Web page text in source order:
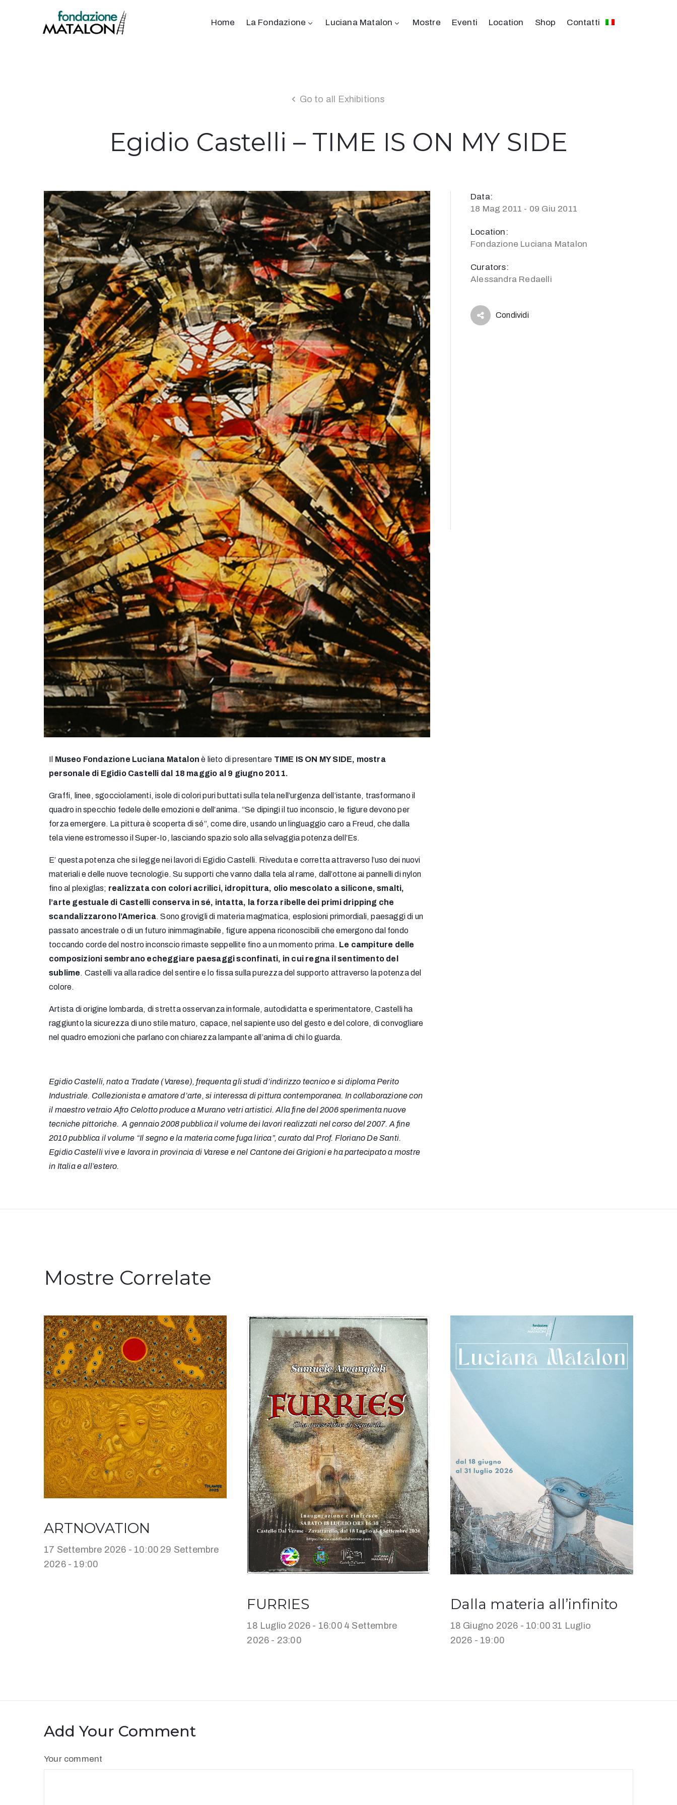
Home La Fondazione Luciana Matalon Mostre Eventi Location Shop Contatti
Go to all Exhibitions
Egidio Castelli – TIME IS ON MY SIDE
Il Museo Fondazione Luciana Matalon è lieto di presentare TIME IS ON MY SIDE, mostra
personale di Egidio Castelli dal 18 maggio al 9 giugno 2011.
Graffi, linee, sgocciolamenti, isole di colori puri buttati sulla tela nell’urgenza dell’istante, trasformano il
quadro in specchio fedele delle emozioni e dell’anima. “Se dipingi il tuo inconscio, le figure devono per
forza emergere. La pittura è scoperta di sé”, come dire, usando un linguaggio caro a Freud, che dalla
tela viene estromesso il Super-Io, lasciando spazio solo alla selvaggia potenza dell’Es.
E’ questa potenza che si legge nei lavori di Egidio Castelli. Riveduta e corretta attraverso l’uso dei nuovi
materiali e delle nuove tecnologie. Su supporti che vanno dalla tela al rame, dall’ottone ai pannelli di nylon
fino al plexiglas; realizzata con colori acrilici, idropittura, olio mescolato a silicone, smalti,
l’arte gestuale di Castelli conserva in sé, intatta, la forza ribelle dei primi dripping che
scandalizzarono l’America. Sono grovigli di materia magmatica, esplosioni primordiali, paesaggi di un
passato ancestrale o di un futuro inimmaginabile, figure appena riconoscibili che emergono dal fondo
toccando corde del nostro inconscio rimaste seppellite fino a un momento prima. Le campiture delle
composizioni sembrano echeggiare paesaggi sconfinati, in cui regna il sentimento del
sublime. Castelli va alla radice del sentire e lo fissa sulla purezza del supporto attraverso la potenza del
colore.
Artista di origine lombarda, di stretta osservanza informale, autodidatta e sperimentatore, Castelli ha
raggiunto la sicurezza di uno stile maturo, capace, nel sapiente uso del gesto e del colore, di convogliare
nel quadro emozioni che parlano con chiarezza lampante all’anima di chi lo guarda.
Egidio Castelli, nato a Tradate (Varese), frequenta gli studi d’indirizzo tecnico e si diploma Perito
Industriale. Collezionista e amatore d’arte, si interessa di pittura contemporanea. In collaborazione con
il maestro vetraio Afro Celotto produce a Murano vetri artistici. Alla fine del 2006 sperimenta nuove
tecniche pittoriche.A gennaio 2008 pubblica il volume dei lavori realizzati nel corso del 2007. A fine
2010 pubblica il volume “Il segno e la materia come fuga lirica”, curato dal Prof. Floriano De Santi.
Egidio Castelli vive e lavora in provincia di Varese e nel Cantone dei Grigioni e ha partecipato a mostre
in Italia e all’estero.
Data:
18 Mag 2011 - 09 Giu 2011
Location:
Fondazione Luciana Matalon
Curators:
Alessandra Redaelli
Condividi
Mostre Correlate
ARTNOVATION
17 Settembre 2026 - 10:00 29 Settembre
2026 - 19:00
FURRIES
18 Luglio 2026 - 16:00 4 Settembre
2026 - 23:00
Dalla materia all’infinito
18 Giugno 2026 - 10:00 31 Luglio
2026 - 19:00
Add Your Comment
Your comment